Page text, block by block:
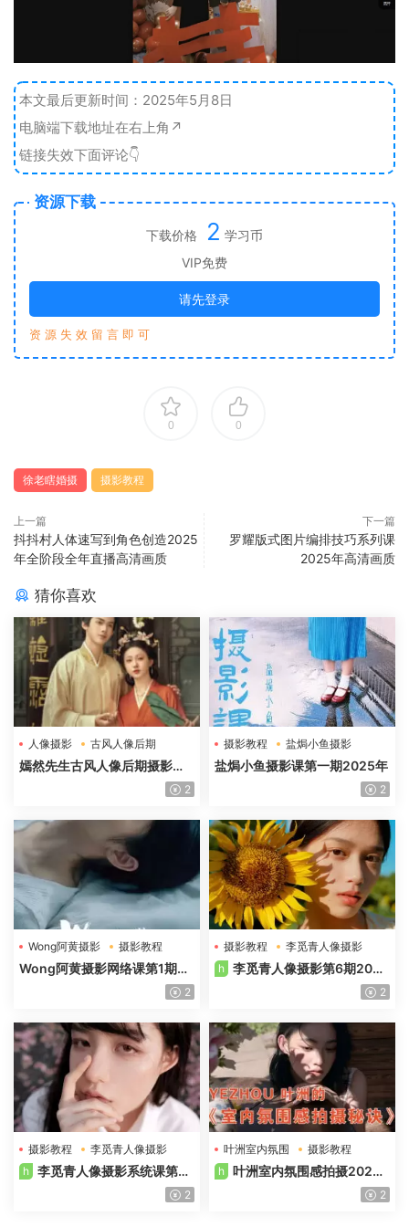
本文最后更新时间：2025年5月8日
电脑端下载地址在右上角↗️
链接失效下面评论👇
资源下载
下载价格 2 学习币
VIP免费
请先登录
资 源 失 效 留 言 即 可
0 0
徐老瞎婚摄 摄影教程
上一篇
抖抖村人体速写到角色创造2025
年全阶段全年直播高清画质
下一篇
罗耀版式图片编排技巧系列课
2025年高清画质
猜你喜欢
人像摄影
古风人像后期
嫣然先生
嫣然先生古风人像后期摄影课
2
摄影教程 盐焗小鱼摄影
盐焗小鱼摄影课第一期2025年
2
Wong阿黄摄影 摄影教程
Wong阿黄摄影网络课第1期20
2
摄影教程
李觅青人像摄影
h 李觅青人像摄影第6期2024
2
摄影教程
李觅青人像摄影
h 李觅青人像摄影系统课第7
2
叶洲室内氛围
摄影教程
h 叶洲室内氛围感拍摄2025
2